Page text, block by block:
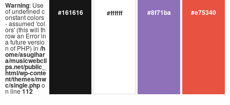
Warning: Use
of undefined c
onstant colors
- assumed 'col
ors' (this will th
row an Error in
a future versio
n of PHP) in /h
ome/asugihar
a/musicwebcli
ps.net/public_
html/wp-conte
nt/themes/mw
c/single.phpo
n line112
#161616 #ffffff #8f71ba #e75340